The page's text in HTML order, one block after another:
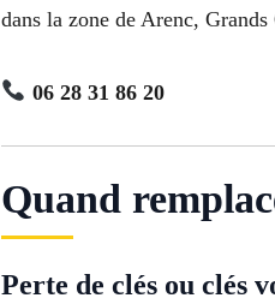
dans la zone de Arenc,
06 28 31 86 20
Quand
Perte de clés ou clés